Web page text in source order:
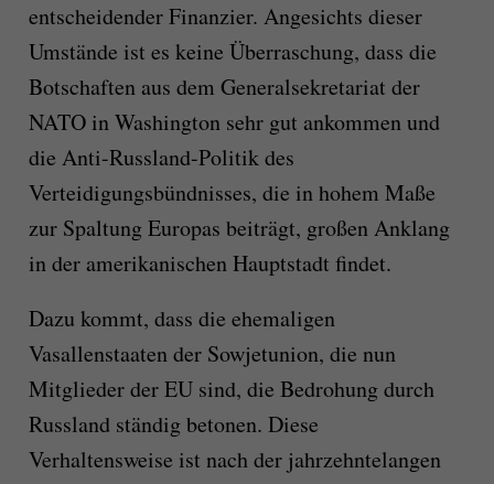
entscheidender Finanzier. Angesichts dieser
Umstände ist es keine Überraschung, dass die
Botschaften aus dem Generalsekretariat der
NATO in Washington sehr gut ankommen und
die Anti-Russland-Politik des
Verteidigungsbündnisses, die in hohem Maße
zur Spaltung Europas beiträgt, großen Anklang
in der amerikanischen Hauptstadt findet.
Dazu kommt, dass die ehemaligen
Vasallenstaaten der Sowjetunion, die nun
Mitglieder der EU sind, die Bedrohung durch
Russland ständig betonen. Diese
Verhaltensweise ist nach der jahrzehntelangen